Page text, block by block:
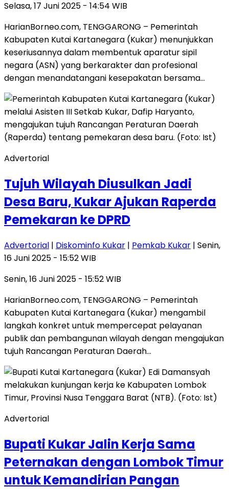
Selasa, 17 Juni 2025 - 14:54 WIB
HarianBorneo.com, TENGGARONG – Pemerintah
Kabupaten Kutai Kartanegara (Kukar) menunjukkan
keseriusannya dalam membentuk aparatur sipil
negara (ASN) yang berkarakter dan profesional
dengan menandatangani kesepakatan bersama…
Advertorial
Tujuh Wilayah Diusulkan Jadi
Desa Baru, Kukar Ajukan Raperda
Pemekaran ke DPRD
Advertorial | Diskominfo Kukar | Pemkab Kukar | Senin,
16 Juni 2025 - 15:52 WIB
Senin, 16 Juni 2025 - 15:52 WIB
HarianBorneo.com, TENGGARONG – Pemerintah
Kabupaten Kutai Kartanegara (Kukar) mengambil
langkah konkret untuk mempercepat pelayanan
publik dan pembangunan wilayah dengan mengajukan
tujuh Rancangan Peraturan Daerah…
Advertorial
Bupati Kukar Jalin Kerja Sama
Peternakan dengan Lombok Timur
untuk Kemandirian Pangan